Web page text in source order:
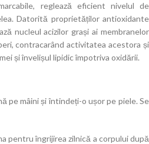
reglează eficient nivelul de
Datorită proprietăților antioxidante
nucleul acizilor grași ai membranelor
contracarând activitatea acestora și
și învelișul lipidic împotriva oxidării.
pe mâini și întindeți-o ușor pe piele. Se
pentru îngrijirea zilnică a corpului după